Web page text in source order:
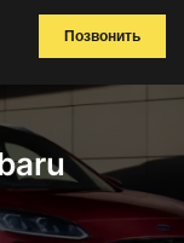
Позвонить